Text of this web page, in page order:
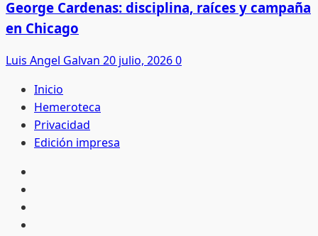
George Cardenas: disciplina, raíces y campaña
en Chicago
Luis Angel Galvan 20 julio, 20260
Inicio
Hemeroteca
Privacidad
Edición impresa